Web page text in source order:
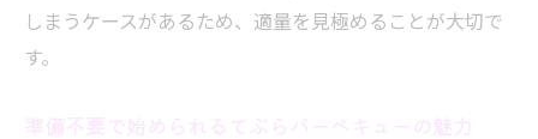
しまうケースがあるため、適量を見極めることが大切で
す。